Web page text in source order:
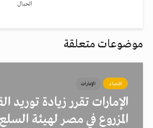
الحبال
موضوعات متعلقة
اقتصاد الإمارات
الإمارات تقرر زيادة توريد
المزروع في مصر لهيئة السلع